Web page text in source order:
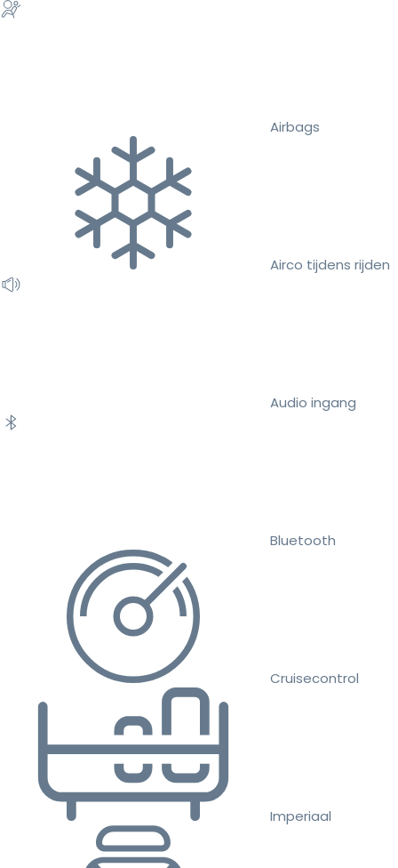
Airbags
Airco tijdens rijden
Audio ingang
Bluetooth
Cruisecontrol
Imperiaal